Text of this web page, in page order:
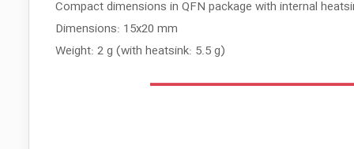
Compact dimensions in QFN package with internal
Dimensions: 15x20 mm
Weight: 2 g (with heatsink: 5.5 g)